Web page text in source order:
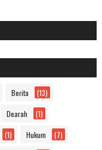
Berita (13)
Dearah (1)
(1) Hukum (7)